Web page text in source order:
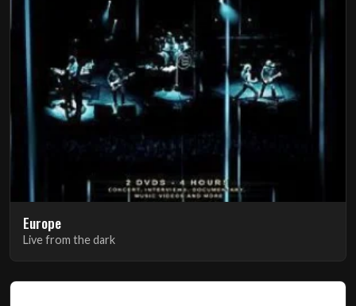
Europe
Live from the dark